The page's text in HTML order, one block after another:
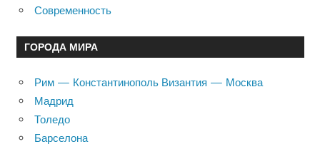
Современность
ГОРОДА МИРА
Рим — Константинополь Византия — Москва
Мадрид
Толедо
Барселона